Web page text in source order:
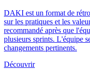
DAKI est un format de
sur les pratiques et les
recommandé après que
plusieurs sprints. L'équipe
changements pertinents.
Découvrir